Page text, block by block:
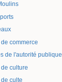
commerce
de l'autorité publique
culture
culte